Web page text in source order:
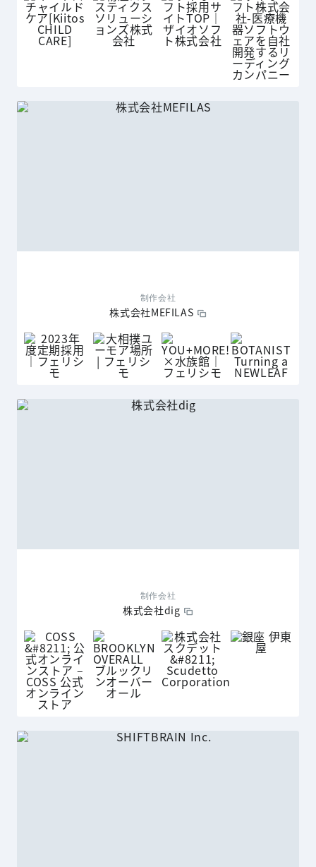
制作会社
株式会社MEFILAS
制作会社
株式会社dig